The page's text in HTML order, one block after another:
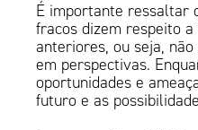
É importante ressaltar
fracos dizem respeito
anteriores, ou seja,
em perspectivas.
oportunidades e
futuro e as